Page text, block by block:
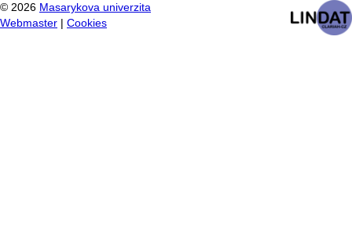
© 2026 Masarykova univerzita
Webmaster
Cookies